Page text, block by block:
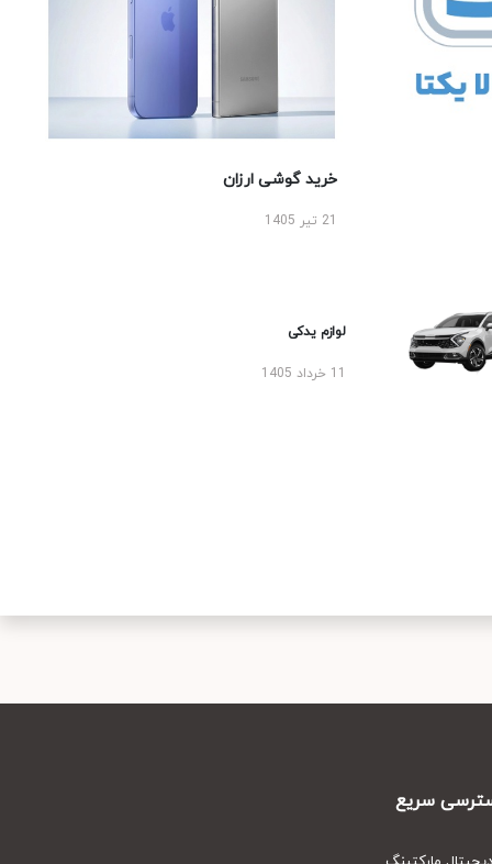
خرید گوشی ارزان
لوازم یدکی
سریع